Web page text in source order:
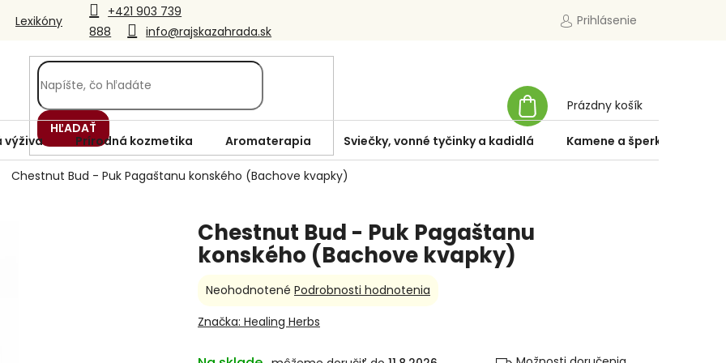
+421 903 739
888
info@rajskazahrada.sk
Lexikóny Prihlásenie
HĽADAŤ
KOŠÍK
Prázdny košík
výživa Prírodná kozmetika Aromaterapia Sviečky, vonné tyčinky a kadidlá Kamene a šperky
Chestnut Bud - Puk Pagaštanu konského (Bachove kvapky)
Chestnut Bud - Puk Pagaštanu
konského (Bachove kvapky)
Priemerné
produktu
Neohodnotené Podrobnosti hodnotenia
Značka: Healing Herbs